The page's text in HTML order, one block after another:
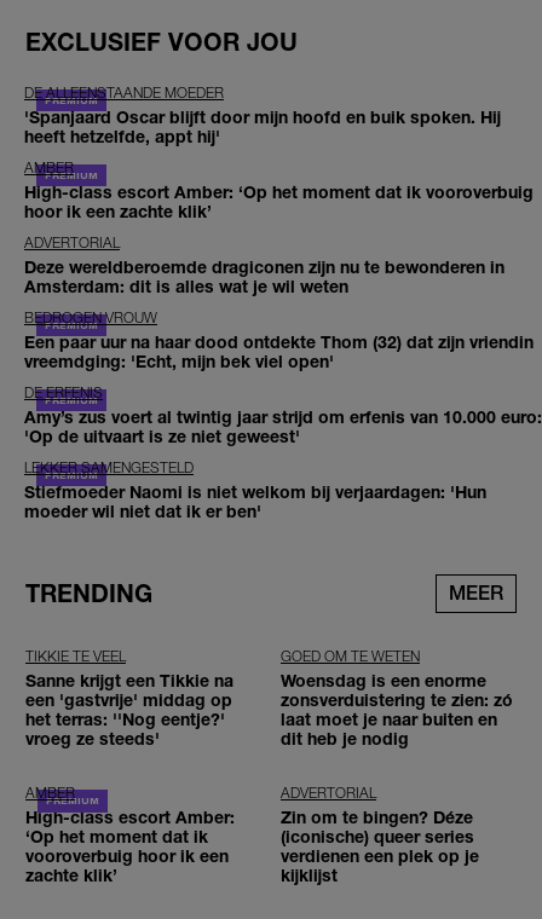
EXCLUSIEF VOOR JOU
DE ALLEENSTAANDE MOEDER
'Spanjaard Oscar blijft door mijn hoofd en buik spoken. Hij
heeft hetzelfde, appt hij'
AMBER
High-class escort Amber: ‘Op het moment dat ik vooroverbuig
hoor ik een zachte klik’
ADVERTORIAL
Deze wereldberoemde dragiconen zijn nu te bewonderen in
Amsterdam: dit is alles wat je wil weten
BEDROGEN VROUW
Een paar uur na haar dood ontdekte Thom (32) dat zijn vriendin
vreemdging: 'Echt, mijn bek viel open'
DE ERFENIS
Amy’s zus voert al twintig jaar strijd om erfenis van 10.000 euro:
'Op de uitvaart is ze niet geweest'
LEKKER SAMENGESTELD
Stiefmoeder Naomi is niet welkom bij verjaardagen: 'Hun
moeder wil niet dat ik er ben'
TRENDING MEER
TIKKIE TE VEEL
Sanne krijgt een Tikkie na
een 'gastvrije' middag op
het terras: ''Nog eentje?'
vroeg ze steeds'
GOED OM TE WETEN
Woensdag is een enorme
zonsverduistering te zien: zó
laat moet je naar buiten en
dit heb je nodig
AMBER
High-class escort Amber:
‘Op het moment dat ik
vooroverbuig hoor ik een
zachte klik’
ADVERTORIAL
Zin om te bingen? Déze
(iconische) queer series
verdienen een plek op je
kijklijst